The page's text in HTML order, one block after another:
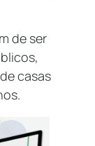
de ser
casas